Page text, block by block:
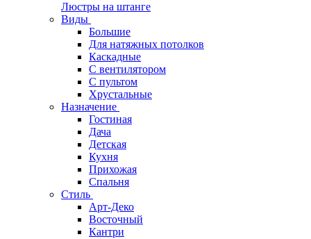
Люстры на штанге
Виды
Большие
Для натяжных потолков
Каскадные
С вентилятором
С пультом
Хрустальные
Назначение
Гостиная
Дача
Детская
Кухня
Прихожая
Спальня
Стиль
Арт-Деко
Восточный
Кантри